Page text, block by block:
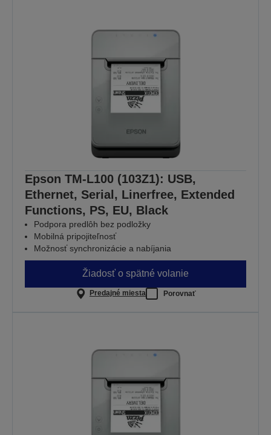
Epson TM-L100 (103Z1): USB,
Ethernet, Serial, Linerfree, Extended
Functions, PS, EU, Black
Podpora predlôh bez podložky
Mobilná pripojiteľnosť
Možnosť synchronizácie a nabíjania
Žiadosť o spätné volanie
Predajné miesta Porovnať